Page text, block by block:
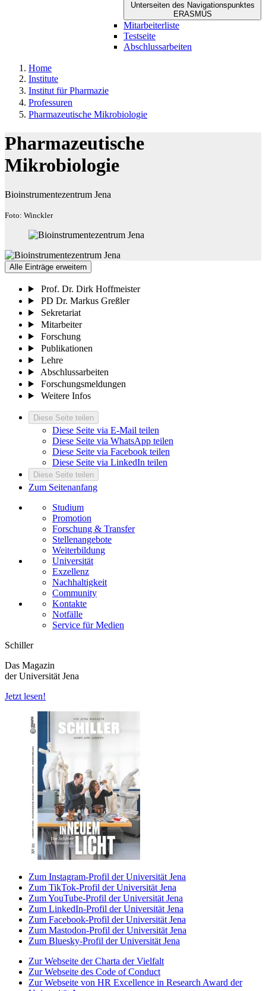
Unterseiten des Navigationspunktes
ERASMUS
Mitarbeiterliste
Testseite
Abschlussarbeiten
Home
Institute
Institut für Pharmazie
Professuren
Pharmazeutische Mikrobiologie
Pharmazeutische
Mikrobiologie
Bioinstrumentezentrum Jena
Foto: Winckler
Alle Einträge erweitern
Prof. Dr. Dirk Hoffmeister
PD Dr. Markus Greßler
Sekretariat
Mitarbeiter
Forschung
Publikationen
Lehre
Abschlussarbeiten
Forschungsmeldungen
Weitere Infos
Diese Seite teilen
Diese Seite via E-Mail teilen
Diese Seite via WhatsApp teilen
Diese Seite via Facebook teilen
Diese Seite via LinkedIn teilen
Diese Seite teilen
Zum Seitenanfang
Studium
Promotion
Forschung & Transfer
Stellenangebote
Weiterbildung
Universität
Exzellenz
Nachhaltigkeit
Community
Kontakte
Notfälle
Service für Medien
Schiller
Das Magazin
der Universität Jena
Jetzt lesen!
Zum Instagram-Profil der Universität Jena
Zum TikTok-Profil der Universität Jena
Zum YouTube-Profil der Universität Jena
Zum LinkedIn-Profil der Universität Jena
Zum Facebook-Profil der Universität Jena
Zum Mastodon-Profil der Universität Jena
Zum Bluesky-Profil der Universität Jena
Zur Webseite der Charta der Vielfalt
Zur Webseite des Code of Conduct
Zur Webseite von HR Excellence in Research Award der